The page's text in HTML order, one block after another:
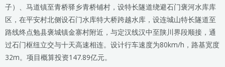
子）、马道镇至青桥驿乡青桥铺村，设特长隧道绕避石门褒河水库库
区，在平安村北侧设石门水库特大桥跨越水库，设连城山特长隧道至
路线终点勉县褒城镇金寨村附近，与定汉线汉中至陕川界段顺接，通
过石门枢纽立交与十天高速相连。设计行车速度为80km/h，路基宽度
32m。项目概算投资147.89亿元。